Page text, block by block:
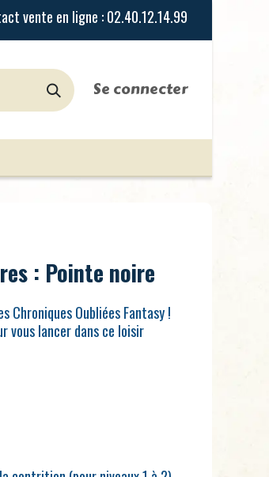
Se connecter
: Pointe noire
Chroniques Oubliées Fantasy !
vous lancer dans ce loisir